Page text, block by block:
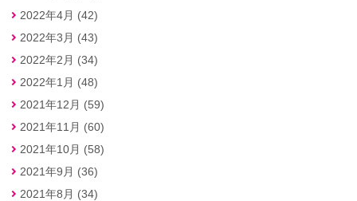
2022年4月 (42)
2022年3月 (43)
2022年2月 (34)
2022年1月 (48)
2021年12月 (59)
2021年11月 (60)
2021年10月 (58)
2021年9月 (36)
2021年8月 (34)